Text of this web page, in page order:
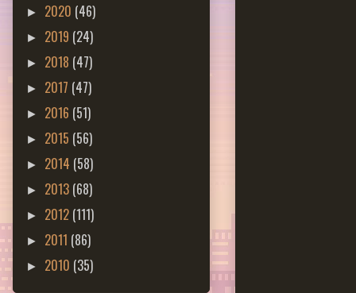
► 2020 (46)
► 2019 (24)
► 2018 (47)
► 2017 (47)
► 2016 (51)
► 2015 (56)
► 2014 (58)
► 2013 (68)
► 2012 (111)
► 2011 (86)
► 2010 (35)